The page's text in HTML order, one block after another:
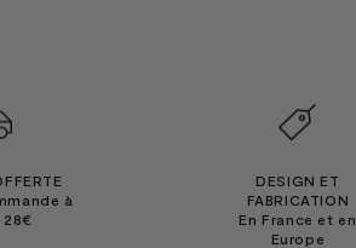
à
DESIGN ET
FABRICATION
En France et en
Europe